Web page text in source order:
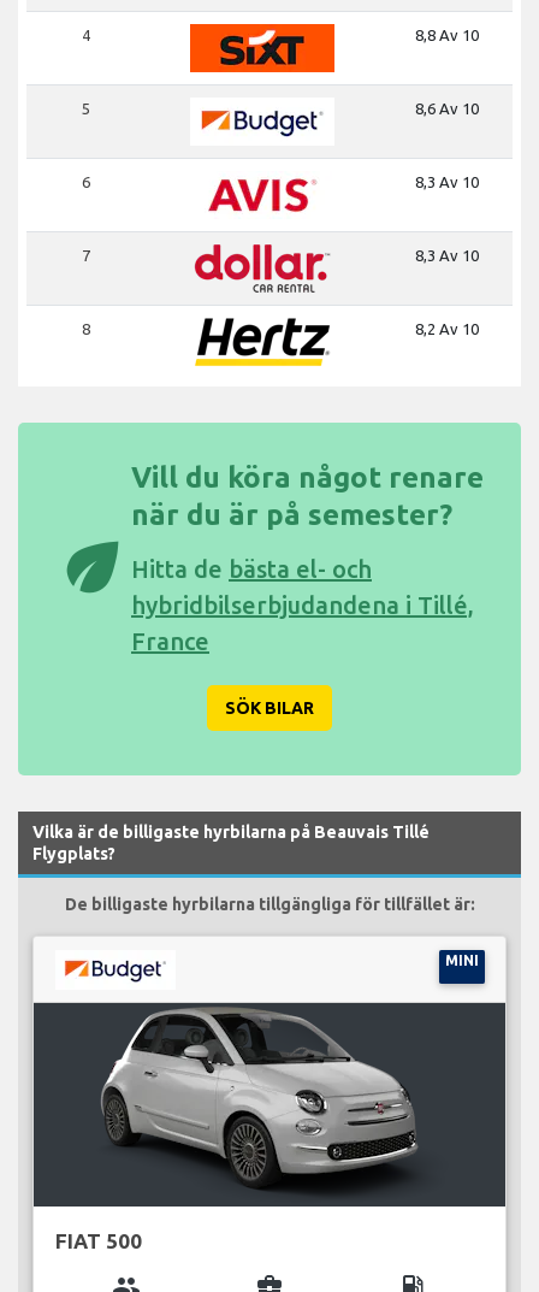
4 8,8 Av 10
5 8,6 Av 10
6 8,3 Av 10
7 8,3 Av 10
8 8,2 Av 10
eco
Vill du köra något renare
när du är på semester?
Hitta de bästa el- och
hybridbilserbjudandena i Tillé,
France
SÖK BILAR
Vilka är de billigaste hyrbilarna på Beauvais Tillé
Flygplats?
De billigaste hyrbilarna tillgängliga för tillfället är:
MINI
FIAT 500
group business_center local_gas_station